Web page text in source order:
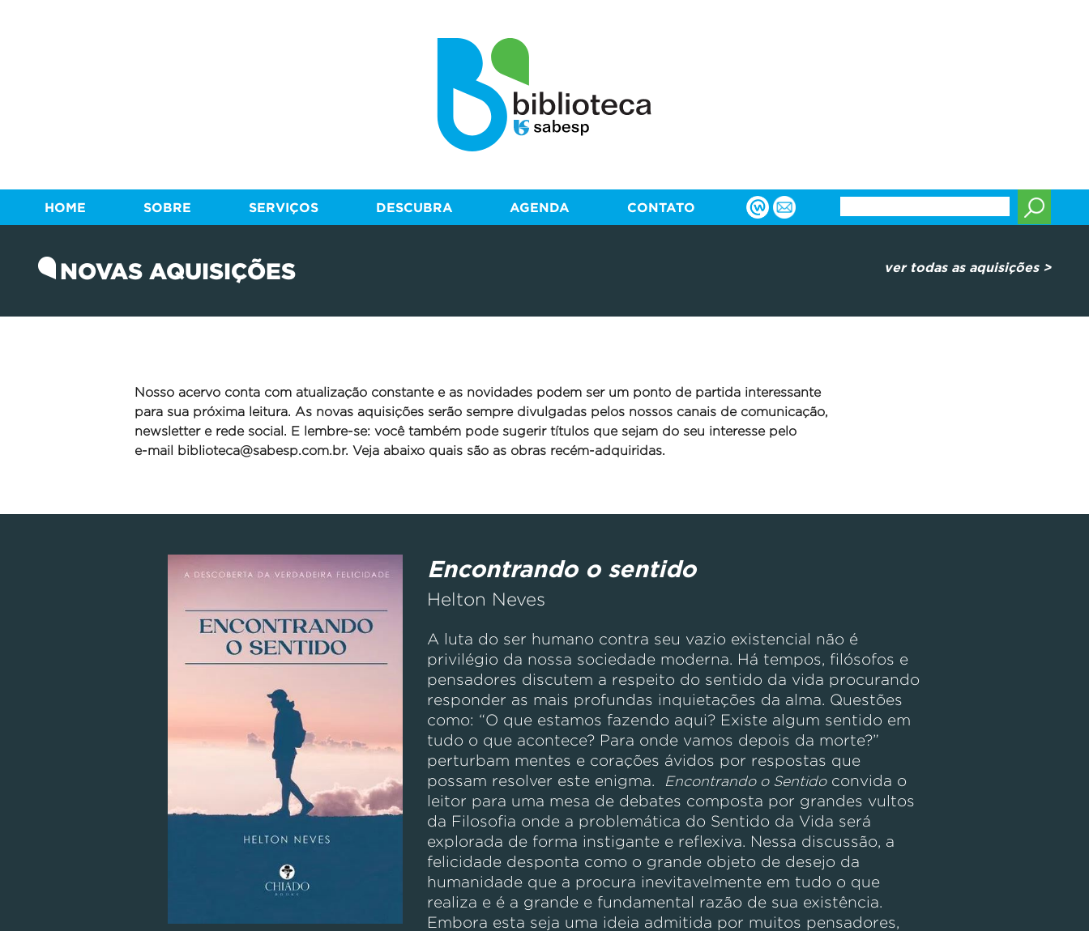
HOME SOBRE SERVIÇOS DESCUBRA AGENDA CONTATO
NOVAS AQUISIÇÕES ver todas as aquisições >
Nosso acervo conta com atualização constante e as novidades podem ser um ponto de partida interessante
para sua próxima leitura. As novas aquisições serão sempre divulgadas pelos nossos canais de comunicação,
newsletter e rede social. E lembre-se: você também pode sugerir títulos que sejam do seu interesse pelo
e-mail
biblioteca@sabesp.com.br. Veja abaixo quais são as obras recém-adquiridas.
Encontrando o sentido
Helton Neves
A luta do ser humano contra seu vazio existencial não é
privilégio da nossa sociedade moderna. Há tempos, filósofos e
pensadores discutem a respeito do sentido da vida procurando
responder as mais profundas inquietações da alma. Questões
como: “O que estamos fazendo aqui? Existe algum sentido em
tudo o que acontece? Para onde vamos depois da morte?”
perturbam mentes e corações ávidos por respostas que
possam resolver este enigma.
Encontrando o Sentidoconvida o
leitor para uma mesa de debates composta por grandes vultos
da Filosofia onde a problemática do Sentido da Vida será
explorada de forma instigante e reflexiva. Nessa discussão, a
felicidade desponta como o grande objeto de desejo da
humanidade que a procura inevitavelmente em tudo o que
realiza e é a grande e fundamental razão de sua existência.
Embora esta seja uma ideia admitida por muitos pensadores,